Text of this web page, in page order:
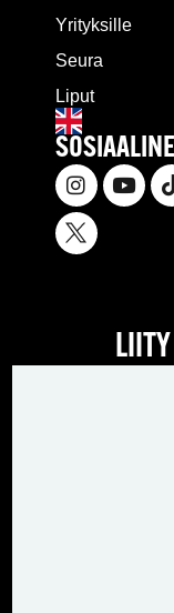
Yrityksille
Seura
Liput